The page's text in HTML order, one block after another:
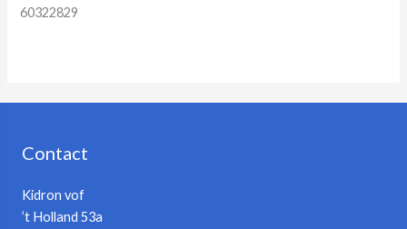
60322829
Contact
Kidron vof
’t Holland 53a